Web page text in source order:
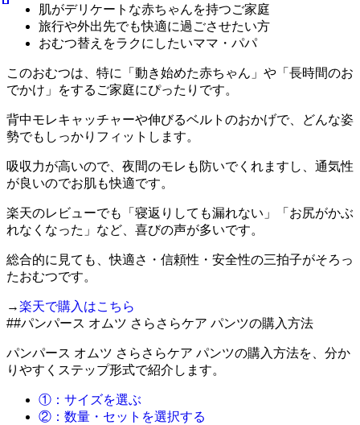
肌がデリケートな赤ちゃんを持つご家庭
旅行や外出先でも快適に過ごさせたい方
おむつ替えをラクにしたいママ・パパ
このおむつは、特に「動き始めた赤ちゃん」や「長時間のお
でかけ」をするご家庭にぴったりです。
背中モレキャッチャーや伸びるベルトのおかげで、どんな姿
勢でもしっかりフィットします。
吸収力が高いので、夜間のモレも防いでくれますし、通気性
が良いのでお肌も快適です。
楽天のレビューでも「寝返りしても漏れない」「お尻がかぶ
れなくなった」など、喜びの声が多いです。
総合的に見ても、快適さ・信頼性・安全性の三拍子がそろっ
たおむつです。
→楽天で購入はこちら
##パンパース オムツ さらさらケア パンツの購入方法
パンパース オムツ さらさらケア パンツの購入方法を、分か
りやすくステップ形式で紹介します。
①：サイズを選ぶ
②：数量・セットを選択する